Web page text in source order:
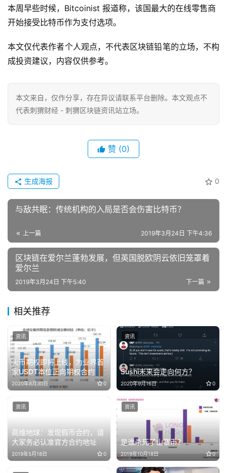
本周早些时候，Bitcoinist 报道称，该国最大的在线零售商
开始接受比特币作为支付选项。
本文仅代表作者个人观点，不代表区块链铅笔的立场，不构
成投资建议，内容仅供参考。
本文来自 ，仅作分享，存在异议请联系平台删除。本文观点不
代表刺猬财经 - 刺猬区块链资讯站立场。
赞 (0)
0
生成海报
与敌共眠：传统机构的入局是否会伤害比特币？
上一篇 2019年3月24日 下午4:36
区块链在爱尔兰蓬勃发展，但英国脱欧阴云依旧笼罩着
爱尔兰
下一篇
2019年3月24日 下午5:40
相关推荐
火币期权即将上线，为业界首
家USDT本位正向期权合约
2020年8月30日 0
资讯
Sushi未来会走向何方？
2020年9月16日 0
资讯
高维地球：发现假币合约，请
大家务必认准官方合约地址
2019年5月18日 0
资讯
是谁杀死了山寨币？
2019年10月18日 0
资讯